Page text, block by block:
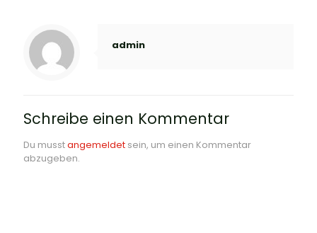
admin
Schreibe einen Kommentar
Du musstangemeldet sein, um einen Kommentar
abzugeben.